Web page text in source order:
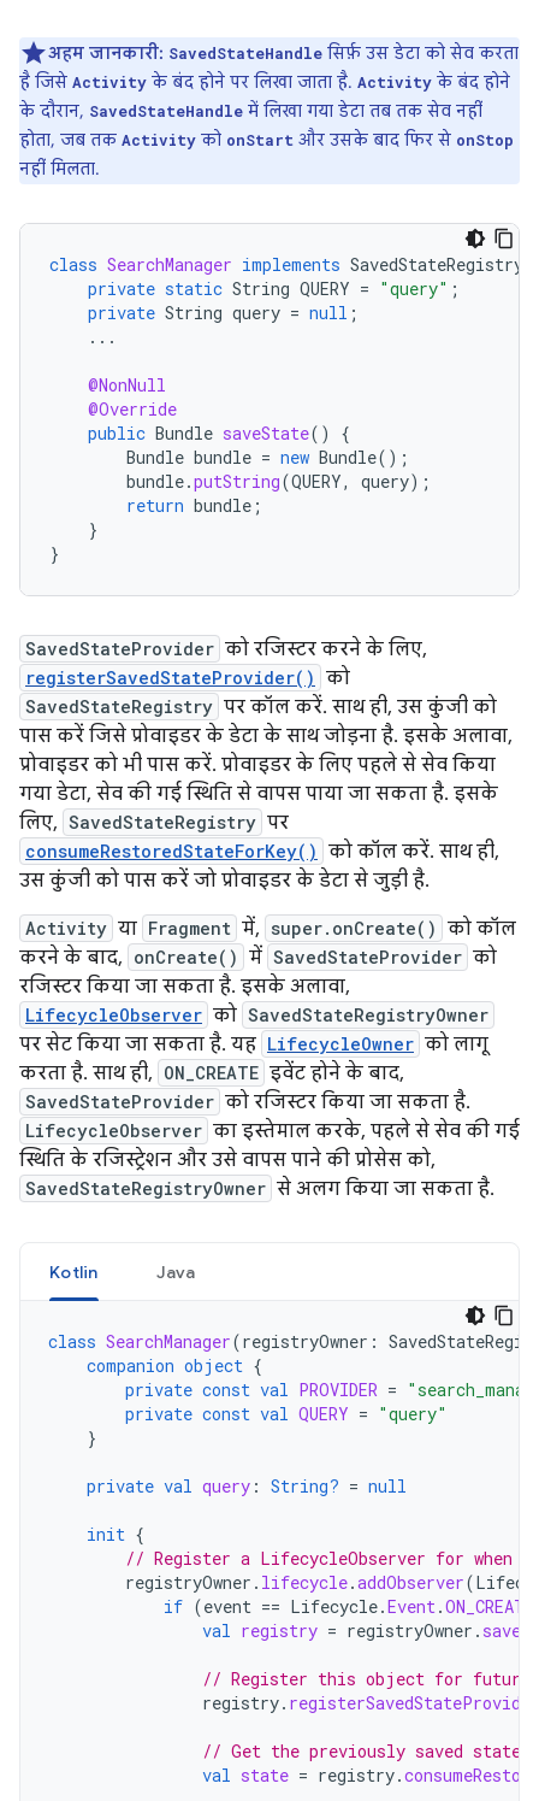
अहम जानकारी: SavedStateHandle सिर्फ़ उस डेटा को सेव करता
है जिसे Activity के बंद होने पर लिखा जाता है. Activity के बंद होने
के दौरान, SavedStateHandle में लिखा गया डेटा तब तक सेव नहीं
होता, जब तक Activity को onStart और उसके बाद फिर से onStop
नहीं मिलता.
class SearchManager implements SavedStateRegistry
private static String QUERY = "query" ;
private String query = null ;
...
@NonNull
@Override
public Bundle saveState()
{
Bundle bundle = new Bundle();
bundle.putString(QUERY, query);
return bundle ;
}
}
SavedStateProvider को रजिस्टर करने के लिए,
registerSavedStateProvider() को
SavedStateRegistry पर कॉल करें. साथ ही, उस कुंजी को
पास करें जिसे प्रोवाइडर के डेटा के साथ जोड़ना है. इसके अलावा,
प्रोवाइडर को भी पास करें. प्रोवाइडर के लिए पहले से सेव किया
गया डेटा, सेव की गई स्थिति से वापस पाया जा सकता है. इसके
लिए, SavedStateRegistry पर
consumeRestoredStateForKey() को कॉल करें. साथ ही,
उस कुंजी को पास करें जो प्रोवाइडर के डेटा से जुड़ी है.
Activity या Fragment में, super.onCreate() को कॉल
करने के बाद, onCreate() में SavedStateProvider को
रजिस्टर किया जा सकता है. इसके अलावा,
LifecycleObserver को SavedStateRegistryOwner
पर सेट किया जा सकता है. यह LifecycleOwner को लागू
करता है. साथ ही, ON_CREATE इवेंट होने के बाद,
SavedStateProvider को रजिस्टर किया जा सकता है.
LifecycleObserver का इस्तेमाल करके, पहले से सेव की गई
स्थिति के रजिस्ट्रेशन और उसे वापस पाने की प्रोसेस को,
SavedStateRegistryOwner से अलग किया जा सकता है.
Kotlin Java
class SearchManager(registryOwner :
companion object {
private const val PROVIDER =
private const val QUERY = "query"
}
private val query : String? = null
init {
// Register a LifecycleObserver for when
registryOwner . lifecycle.addObserver(
if (event == Lifecycle.Event.ON_CREATE
val registry = registryOwner .
// Register this object for future
registry. registerSavedStateProvider
// Get the previously saved state
val state = registry.